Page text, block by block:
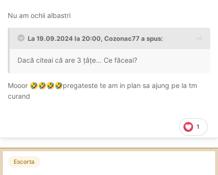
Nu am ochii albastri
La 19.09.2024 la 20:00, Cozonac77 a spus:
Dacă citeai că are 3 țâțe... Ce făceai?
Mooor 🤣🤣🤣🤣pregateste te am in plan sa ajung pe la tm
curand
1
Escorta